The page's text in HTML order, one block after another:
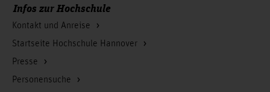
Infos zur Hochschule
Kontakt und Anreise
Startseite Hochschule Hannover
Presse
Personensuche